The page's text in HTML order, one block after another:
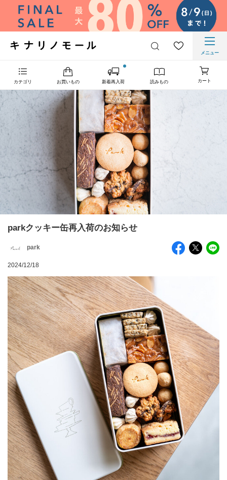
メニュー
カテゴリ お買いもの 新着再入荷 読みもの カート
parkクッキー缶再入荷のお知らせ
park
2024/12/18